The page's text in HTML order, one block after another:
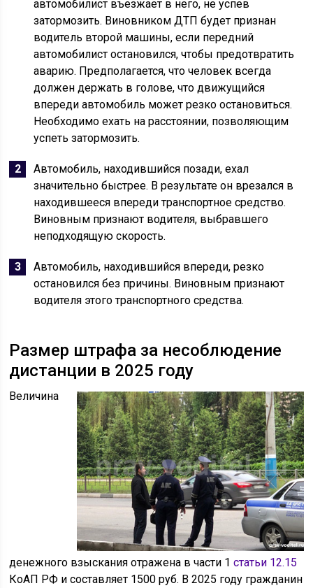
автомобилист въезжает в него, не успев
затормозить. Виновником ДТП будет признан
водитель второй машины, если передний
автомобилист остановился, чтобы предотвратить
аварию. Предполагается, что человек всегда
должен держать в голове, что движущийся
впереди автомобиль может резко остановиться.
Необходимо ехать на расстоянии, позволяющим
успеть затормозить.
Автомобиль, находившийся позади, ехал
значительно быстрее. В результате он врезался в
находившееся впереди транспортное средство.
Виновным признают водителя, выбравшего
неподходящую скорость.
Автомобиль, находившийся впереди, резко
остановился без причины. Виновным признают
водителя этого транспортного средства.
Размер штрафа за несоблюдение
дистанции в 2025 году
Величина
денежного взыскания отражена в части 1статьи 12.15
КоАП РФ и составляет 1500 руб. В 2025 году гражданин